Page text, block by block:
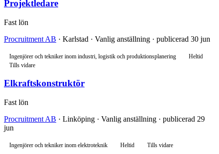
Projektledare
Fast lön
Procruitment AB · Karlstad · Vanlig anställning · publicerad 30 jun
Ingenjörer och tekniker inom industri, logistik och produktionsplanering
Heltid
Tills vidare
Elkraftskonstruktör
Fast lön
Procruitment AB · Linköping · Vanlig anställning · publicerad 29
jun
Ingenjörer och tekniker inom elektroteknik Heltid Tills vidare